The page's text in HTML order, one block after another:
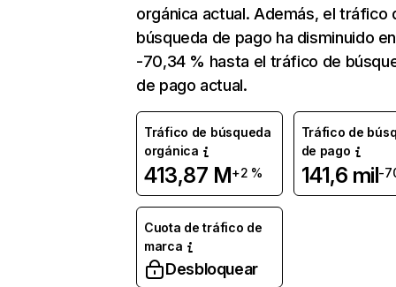
orgánica actual. Además, el tráfico
búsqueda de pago ha disminuido en
-70,34 % hasta el tráfico de
de pago actual.
Tráfico de búsqueda
orgánica
413,87 M+2 %
Tráfico de
de pago
141,6 mil-
Cuota de tráfico de
marca
Desbloquear